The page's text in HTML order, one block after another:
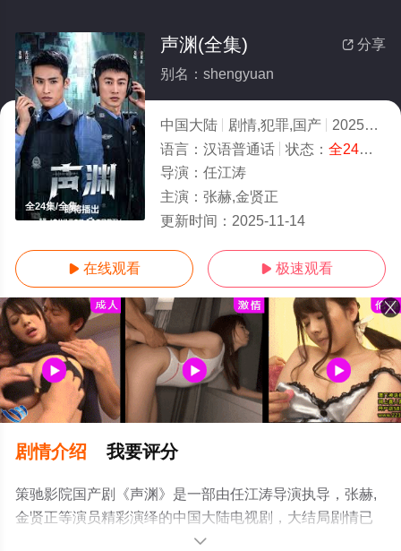
全24集/全集
 分享
声渊(全集)
别名：shengyuan
中国大陆 剧情,犯罪,国产 2025
9.0
语言： 汉语普通话 状态： 全24集
导演： 任江涛
主演： 张赫,金贤正
更新时间： 2025-11-14
 在线观看  极速观看
剧情介绍 我要评分
策驰影院国产剧《声渊》是一部由任江涛导演执导，张赫,
金贤正等演员精彩演绎的中国大陆电视剧，大结局剧情已
揭晓（全24集），手机免费观看高清未删减完整版电视剧
